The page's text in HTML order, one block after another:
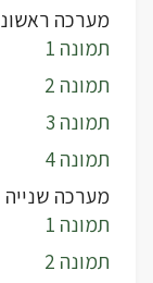
מערכה
תמונה 1
תמונה 2
תמונה 3
תמונה 4
מערכה שנייה
תמונה 1
תמונה 2